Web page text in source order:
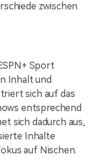
zwischen
Sport
Inhalt und
sich auf das
entsprechend
sich dadurch aus,
Inhalte
auf Nischen.